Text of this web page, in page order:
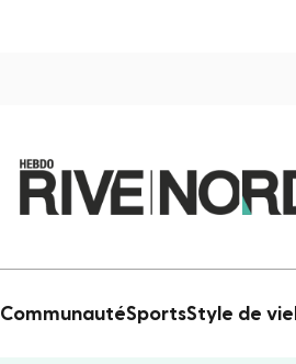
CommunautéSportsStyle de vie